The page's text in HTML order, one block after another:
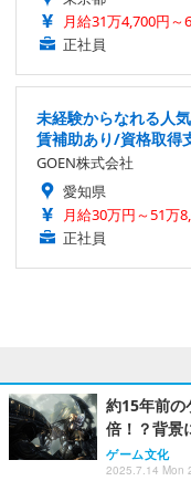
月給31万4,700円～
正社員
未経験からなれる人
賃補助あり/資格取得
GOEN株式会社
愛知県
月給30万円～51万
正社員
約15年前の
倍！？背景
ゲーム文化
2025.7.14 Mon